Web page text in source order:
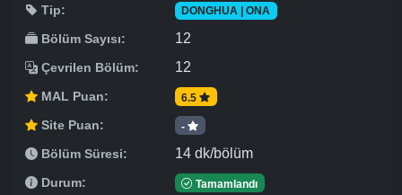
Tip: DONGHUA | ONA
Bölüm Sayısı: 12
Çevrilen Bölüm: 12
MAL Puan: 6.5
Site Puan: -
Bölüm Süresi: 14 dk/bölüm
Durum: Tamamlandı